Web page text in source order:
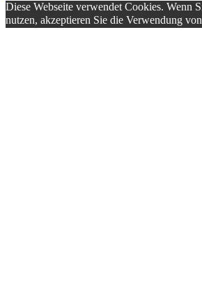
Diese Webseite verwendet Cookies. Wenn
nutzen, akzeptieren Sie die Verwendung